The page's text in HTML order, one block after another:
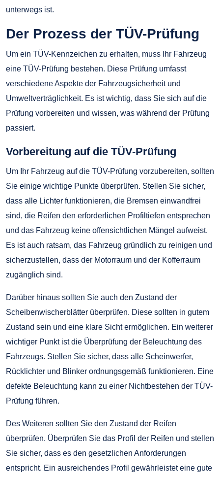
unterwegs ist.
Der Prozess der TÜV-Prüfung
Um ein TÜV-Kennzeichen zu erhalten, muss Ihr Fahrzeug
eine TÜV-Prüfung bestehen. Diese Prüfung umfasst
verschiedene Aspekte der Fahrzeugsicherheit und
Umweltverträglichkeit. Es ist wichtig, dass Sie sich auf die
Prüfung vorbereiten und wissen, was während der Prüfung
passiert.
Vorbereitung auf die TÜV-Prüfung
Um Ihr Fahrzeug auf die TÜV-Prüfung vorzubereiten, sollten
Sie einige wichtige Punkte überprüfen. Stellen Sie sicher,
dass alle Lichter funktionieren, die Bremsen einwandfrei
sind, die Reifen den erforderlichen Profiltiefen entsprechen
und das Fahrzeug keine offensichtlichen Mängel aufweist.
Es ist auch ratsam, das Fahrzeug gründlich zu reinigen und
sicherzustellen, dass der Motorraum und der Kofferraum
zugänglich sind.
Darüber hinaus sollten Sie auch den Zustand der
Scheibenwischerblätter überprüfen. Diese sollten in gutem
Zustand sein und eine klare Sicht ermöglichen. Ein weiterer
wichtiger Punkt ist die Überprüfung der Beleuchtung des
Fahrzeugs. Stellen Sie sicher, dass alle Scheinwerfer,
Rücklichter und Blinker ordnungsgemäß funktionieren. Eine
defekte Beleuchtung kann zu einer Nichtbestehen der TÜV-
Prüfung führen.
Des Weiteren sollten Sie den Zustand der Reifen
überprüfen. Überprüfen Sie das Profil der Reifen und stellen
Sie sicher, dass es den gesetzlichen Anforderungen
entspricht. Ein ausreichendes Profil gewährleistet eine gute